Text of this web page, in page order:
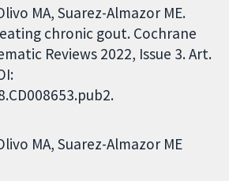
MA, Suarez-Almazor ME.
chronic gout. Cochrane
Reviews 2022, Issue 3. Art.
MA Suarez-Almazor ME